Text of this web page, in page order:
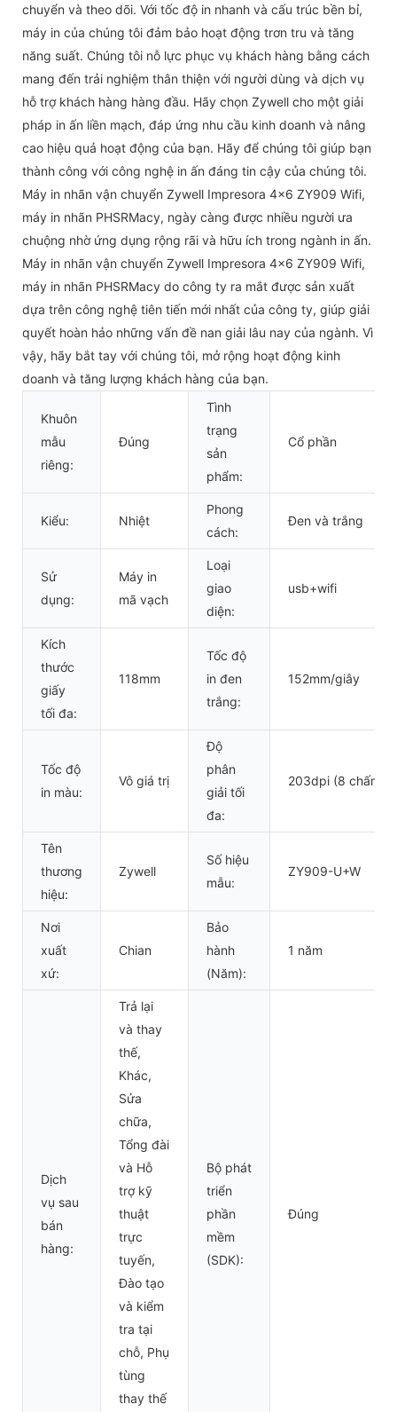
chuyển và theo dõi. Với tốc độ in nhanh và cấu trúc bền bỉ,
máy in của chúng tôi đảm bảo hoạt động trơn tru và tăng
năng suất. Chúng tôi nỗ lực phục vụ khách hàng bằng cách
mang đến trải nghiệm thân thiện với người dùng và dịch vụ
hỗ trợ khách hàng hàng đầu. Hãy chọn Zywell cho một giải
pháp in ấn liền mạch, đáp ứng nhu cầu kinh doanh và nâng
cao hiệu quả hoạt động của bạn. Hãy để chúng tôi giúp bạn
thành công với công nghệ in ấn đáng tin cậy của chúng tôi.
Máy in nhãn vận chuyển Zywell Impresora 4x6 ZY909 Wifi,
máy in nhãn PHSRMacy, ngày càng được nhiều người ưa
chuộng nhờ ứng dụng rộng rãi và hữu ích trong ngành in ấn.
Máy in nhãn vận chuyển Zywell Impresora 4x6 ZY909 Wifi,
máy in nhãn PHSRMacy do công ty ra mắt được sản xuất
dựa trên công nghệ tiên tiến mới nhất của công ty, giúp giải
quyết hoàn hảo những vấn đề nan giải lâu nay của ngành. Vì
vậy, hãy bắt tay với chúng tôi, mở rộng hoạt động kinh
doanh và tăng lượng khách hàng của bạn.
Khuôn
mẫu
riêng:
Đúng
Tình
trạng
sản
phẩm:
Cổ phần
Kiểu: Nhiệt
Phong
cách:
Đen và trắng
Sử
dụng:
Máy in
mã vạch
Loại
giao
diện:
usb+wifi
Kích
thước
giấy
tối đa:
118mm
Tốc độ
in đen
trắng:
152mm/giây
Tốc độ
in màu:
Vô giá trị
Độ
phân
giải tối
đa:
203dpi (8 chấm/
Tên
thương
hiệu:
Zywell
Số hiệu
mẫu:
ZY909-U+W
Nơi
xuất
xứ:
Chian
Bảo
hành
(Năm):
1 năm
Dịch
vụ sau
bán
hàng:
Trả lại
và thay
thế,
Khác,
Sửa
chữa,
Tổng đài
và Hỗ
trợ kỹ
thuật
trực
tuyến,
Đào tạo
và kiểm
tra tại
chỗ, Phụ
tùng
thay thế
Bộ phát
triển
phần
mềm
(SDK):
Đúng